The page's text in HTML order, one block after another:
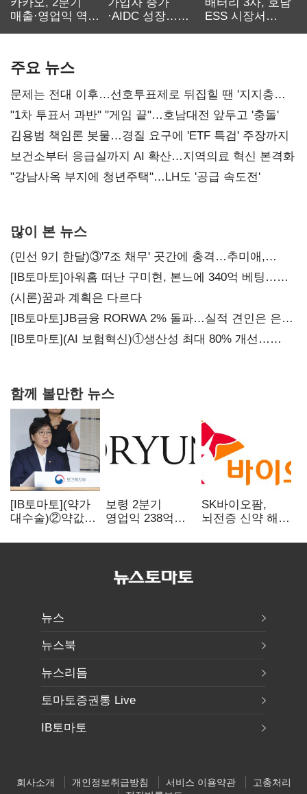
매출·영업익 역대
·AIDC 성장…
ESS 시장서
주요 뉴스
문제는 전대 이후…선호투표제로 뒤집힐 땐 '지지층
불복'
"1차 투표서 과반" "게임 끝"…호남대전 앞두고 '충돌'
김용범 책임론 봇물…경질 요구에 'ETF 특검' 주장까지
보건소부터 응급실까지 AI 확산…지역의료 혁신 본격화
"강남사옥 부지에 청년주택"…LH도 '공급 속도전'
많이 본 뉴스
(민선 9기 한달)③'7조 채무' 곳간에 충격…추미애,
20년만에 '비상재정' 선언 승부수
[IB토마토]아워홈 떠난 구미현, 본느에 340억 베팅…
가족 지배체제 구축
(시론)꿈과 계획은 다르다
[IB토마토]JB금융 RORWA 2% 돌파…실적 견인은 은행
아닌 캐피탈
[IB토마토](AI 보험혁신)①생산성 최대 80% 개선…
함께 볼만한 뉴스
[IB토마토](약가
대수술)②약값
축소…제약업계
보령 2분기
영업익 238억…
SK바이오팜,
뇌전증 신약 해외
차세대 신약 개발
뉴스
뉴스북
뉴스리듬
토마토증권통 Live
IB토마토
회사소개 개인정보취급방침 서비스 이용약관
고충처리